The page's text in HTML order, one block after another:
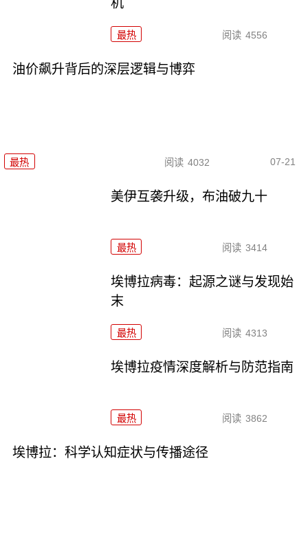
机
最热 阅读 4556
油价飙升背后的深层逻辑与博弈
最热 阅读 4032 07-21
美伊互袭升级，布油破九十
最热 阅读 3414
埃博拉病毒：起源之谜与发现始
末
最热 阅读 4313
埃博拉疫情深度解析与防范指南
最热 阅读 3862
埃博拉：科学认知症状与传播途径